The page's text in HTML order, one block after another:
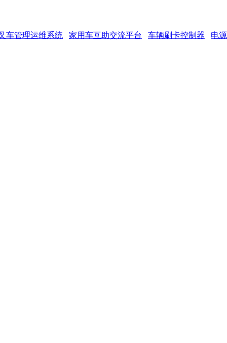
车管理运维系统 家用车互助交流平台 车辆刷卡控制器 电